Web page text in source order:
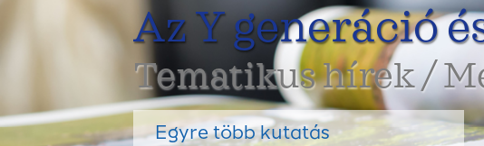
Az Y generáció
Tematikus hírek /
Egyre több kutatás